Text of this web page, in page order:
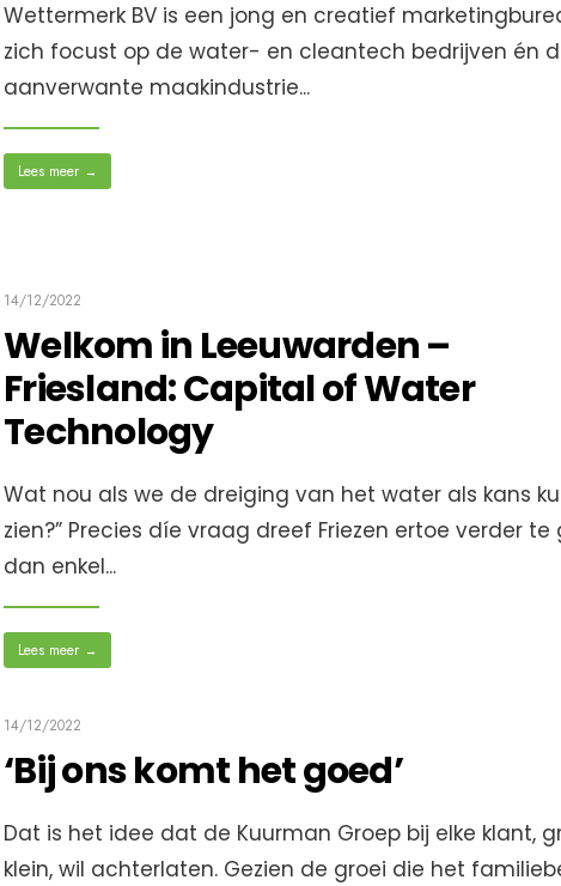
Wettermerk BV is een jong en creatief
zich focust op de water- en cleantech bedrijven én
aanverwante maakindustrie...
Lees meer →
14/12/2022
Welkom in Leeuwarden –
Friesland: Capital of Water
Technology
Wat nou als we de dreiging van het water als kans
zien?” Precies díe vraag dreef Friezen ertoe verder te
dan enkel...
Lees meer →
14/12/2022
‘Bij ons komt het goed’
Dat is het idee dat de Kuurman Groep bij elke klant,
klein, wil achterlaten. Gezien de groei die het